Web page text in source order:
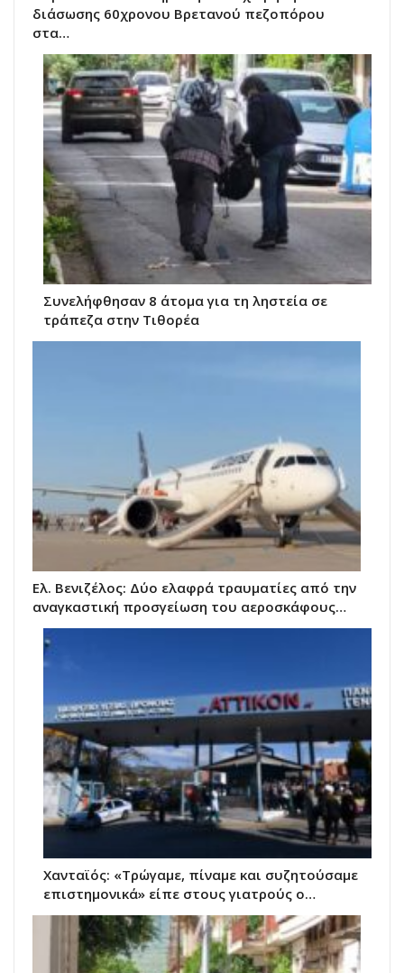
διάσωσης 60χρονου Βρετανού πεζοπόρου
στα…
Συνελήφθησαν 8 άτομα για τη ληστεία σε
τράπεζα στην Τιθορέα
Ελ. Βενιζέλος: Δύο ελαφρά τραυματίες από την
αναγκαστική προσγείωση του αεροσκάφους…
Χανταϊός: «Τρώγαμε, πίναμε και συζητούσαμε
επιστημονικά» είπε στους γιατρούς ο…